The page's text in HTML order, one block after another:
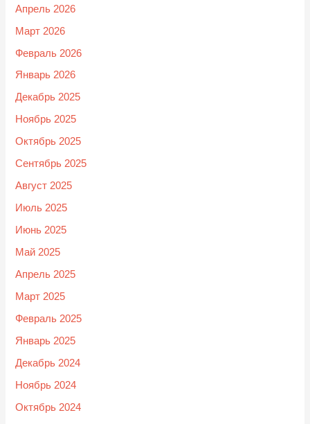
Апрель 2026
Март 2026
Февраль 2026
Январь 2026
Декабрь 2025
Ноябрь 2025
Октябрь 2025
Сентябрь 2025
Август 2025
Июль 2025
Июнь 2025
Май 2025
Апрель 2025
Март 2025
Февраль 2025
Январь 2025
Декабрь 2024
Ноябрь 2024
Октябрь 2024